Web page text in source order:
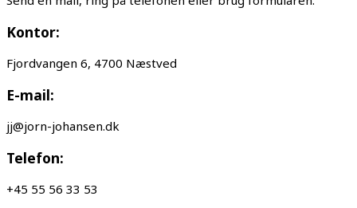
Kontor:
Fjordvangen 6, 4700 Næstved
E-mail:
jj@jorn-johansen.dk
Telefon:
+45 55 56 33 53